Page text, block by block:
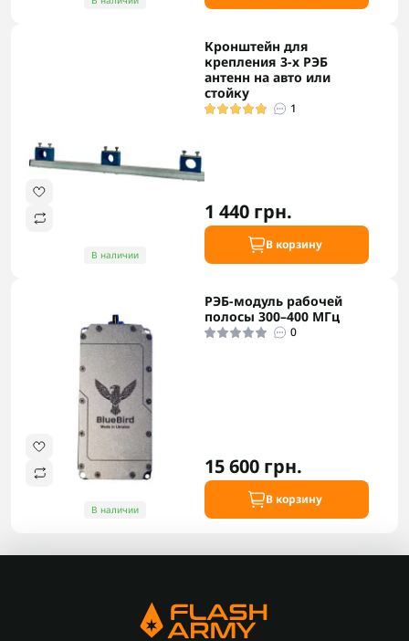
В наличии
Кронштейн для
крепления 3-х РЭБ
антенн на авто или
стойку
1
1 440 грн.
В корзину
В наличии
РЭБ-модуль рабочей
полосы 300–400 МГц
0
15 600 грн.
В корзину